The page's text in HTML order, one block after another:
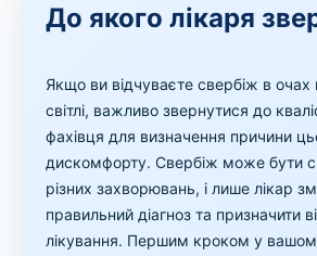
До якого лікаря
Якщо ви відчуваєте свербіж в
світлі, важливо звернутися до
фахівця для визначення причини
дискомфорту. Свербіж може бути
різних захворювань, і лише лікар
правильний діагноз та призначити
лікування. Першим кроком у